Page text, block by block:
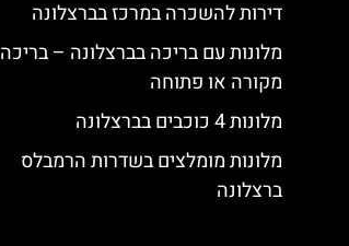
דירות להשכרה במרכז בברצלונה
מלונות עם בריכה בברצלונה – בריכה
מקורה או פתוחה
מלונות 4 כוכבים בברצלונה
מלונות מומלצים בשדרות הרמבלס
ברצלונה